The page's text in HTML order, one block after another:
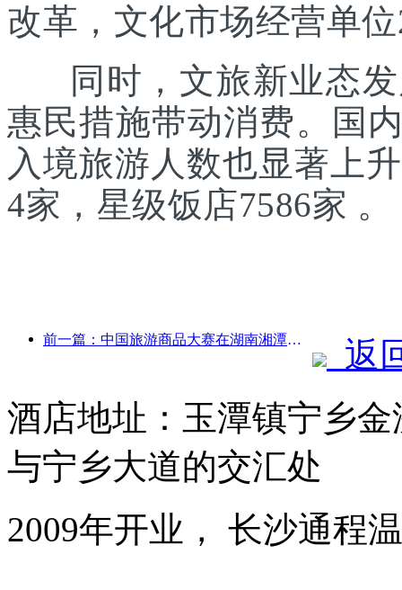
改革，文化市场经营单
同时，文旅新业态发
惠民措施带动消费。国
入境旅游人数也显著上
4家，星级饭店7586家 。
前一篇：中国旅游商品大赛在湖南湘潭成功举办
返
酒店地址：玉潭镇宁乡
与宁乡大道的交汇处
2009年开业， 长沙通